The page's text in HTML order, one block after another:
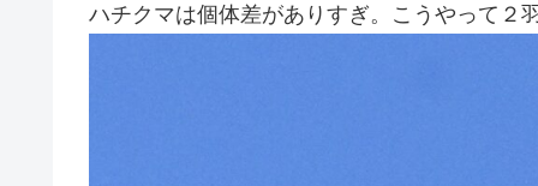
ハチクマは個体差がありすぎ。こうやって２